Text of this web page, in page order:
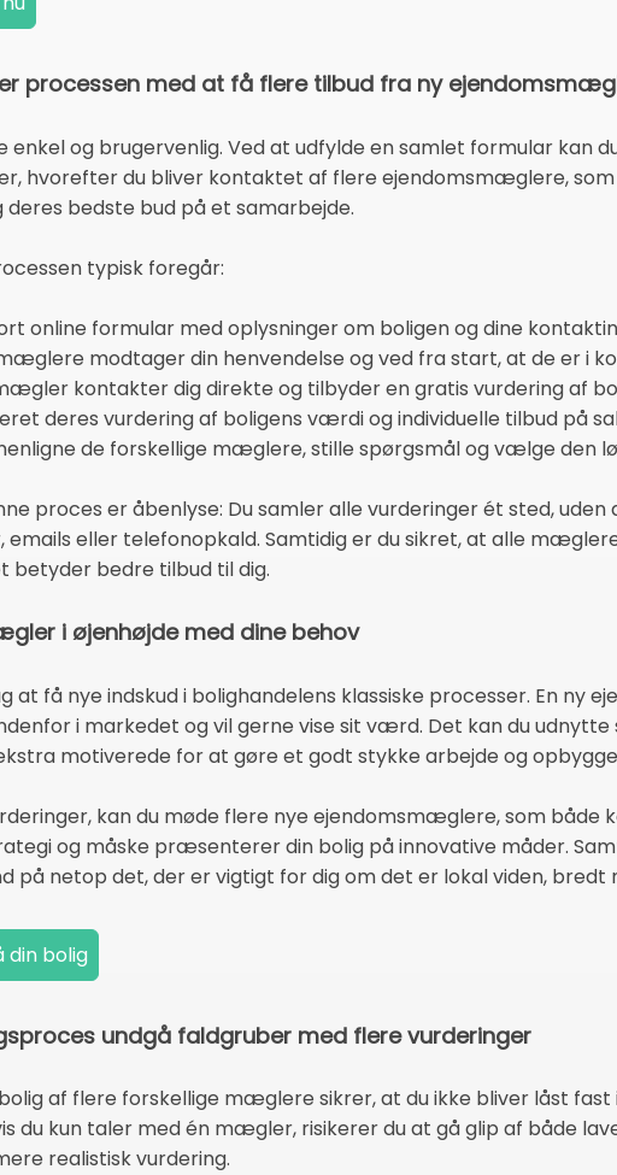
processen med at få flere tilbud fra ny
enkel og brugervenlig. Ved at udfylde en samlet formular kan
hvorefter du bliver kontaktet af flere ejendomsmæglere,
deres bedste bud på et samarbejde.
typisk foregår:
online formular med oplysninger om boligen og dine
modtager din henvendelse og ved fra start, at de er i
kontakter dig direkte og tilbyder en gratis vurdering af
deres vurdering af boligens værdi og individuelle tilbud på
de forskellige mæglere, stille spørgsmål og vælge den
proces er åbenlyse: Du samler alle vurderinger ét sted,
emails eller telefonopkald. Samtidig er du sikret, at alle
betyder bedre tilbud til dig.
i øjenhøjde med dine behov
at få nye indskud i bolighandelens klassiske processer. En ny
i markedet og vil gerne vise sit værd. Det kan du
motiverede for at gøre et godt stykke arbejde og
kan du møde flere nye ejendomsmæglere, som både
og måske præsenterer din bolig på innovative måder.
på netop det, der er vigtigt for dig om det er lokal viden,
undgå faldgruber med flere vurderinger
af flere forskellige mæglere sikrer, at du ikke bliver låst
du kun taler med én mægler, risikerer du at gå glip af både
realistisk vurdering.